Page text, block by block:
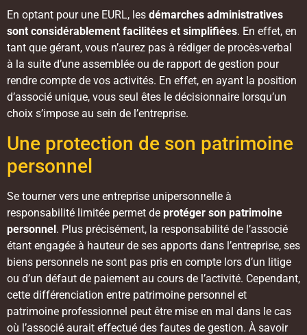
En optant pour une EURL, les démarches administratives
sont considérablement facilitées et simplifiées. En effet, en
tant que gérant, vous n’aurez pas à rédiger de procès-verbal
à la suite d’une assemblée ou de rapport de gestion pour
rendre compte de vos activités. En effet, en ayant la position
d’associé unique, vous seul êtes le décisionnaire lorsqu’un
choix s’impose au sein de l’entreprise.
Une protection de son patrimoine
personnel
Se tourner vers une entreprise unipersonnelle à
responsabilité limitée permet de protéger son patrimoine
personnel. Plus précisément, la responsabilité de l’associé
étant engagée à hauteur de ses apports dans l’entreprise, ses
biens personnels ne sont pas pris en compte lors d’un litige
ou d’un défaut de paiement au cours de l’activité. Cependant,
cette différenciation entre patrimoine personnel et
patrimoine professionnel peut être mise en mal dans le cas
où l’associé aurait effectué des fautes de gestion. À savoir